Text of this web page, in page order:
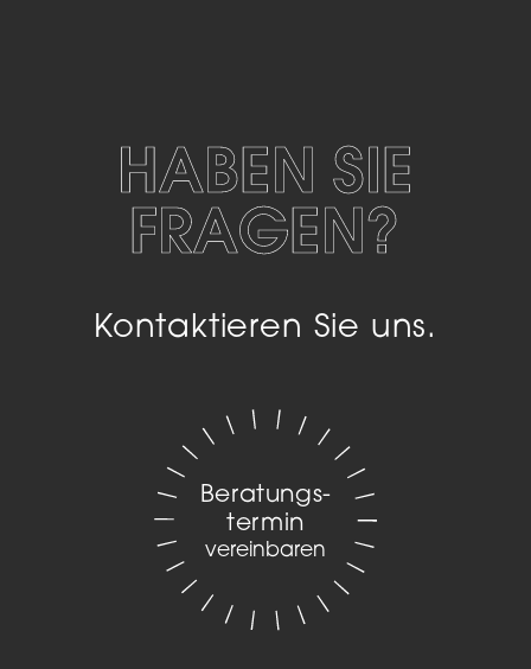
HABEN SIE
FRAGEN?
Kontaktieren Sie uns.
Beratungs­
termin
vereinbaren